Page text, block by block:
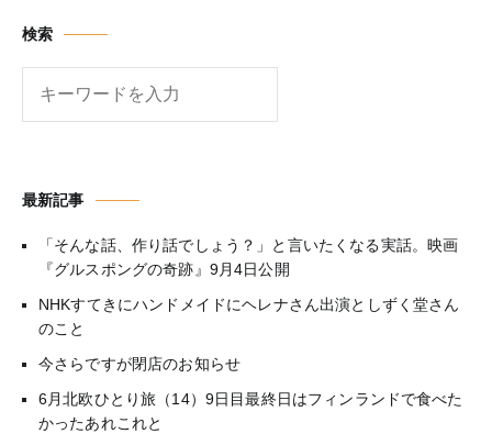
検索
最新記事
「そんな話、作り話でしょう？」と言いたくなる実話。映画
『グルスポングの奇跡』9月4日公開
NHKすてきにハンドメイドにヘレナさん出演としずく堂さん
のこと
今さらですが閉店のお知らせ
6月北欧ひとり旅（14）9日目最終日はフィンランドで食べた
かったあれこれと